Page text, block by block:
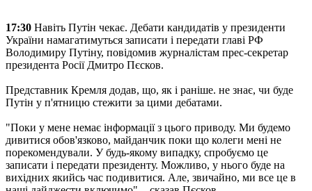
17:30 Навіть Путін чекає. Дебати кандидатів у президенти
України намагатимуться записати і передати главі РФ
Володимиру Путіну, повідомив журналістам прес-секретар
президента Росії Дмитро Пєсков.
Представник Кремля додав, що, як і раніше. не знає, чи буде
Путін у п'ятницю стежити за цими дебатами.
"Поки у мене немає інформації з цього приводу. Ми будемо
дивитися обов'язково, майданчик поки що колеги мені не
порекомендували. У будь-якому випадку, спробуємо це
записати і передати президенту. Можливо, у нього буде на
вихідних якийсь час подивитися. Але, звичайно, ми все це в